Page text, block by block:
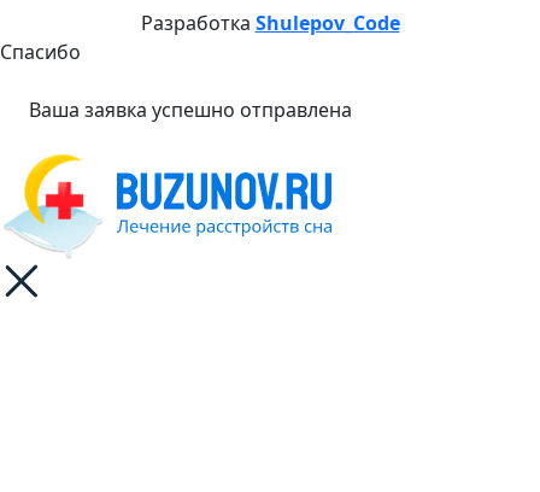
Разработка Shulepov_Code
Спасибо
Ваша заявка успешно отправлена